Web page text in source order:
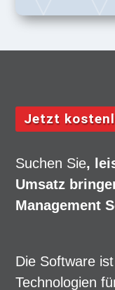
Jetzt
Suchen Sie,
Umsatz
Management
Die Software
Technologien